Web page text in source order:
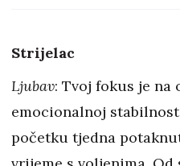
Strijelac
Ljubav: Tvoj fokus je
emocionalnoj
početku tjedna